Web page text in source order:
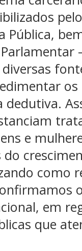
Pública,
e
como
em
que